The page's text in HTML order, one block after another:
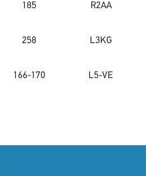
185 R2AA
258 L3KG
166-170 L5-VE